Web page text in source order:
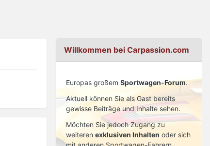
Willkommen bei Carpassion.com
Europas großem Sportwagen-Forum.
Aktuell können Sie als Gast bereits
gewisse Beiträge und Inhalte sehen.
Möchten Sie jedoch Zugang zu
weiteren exklusiven Inhalten oder sich